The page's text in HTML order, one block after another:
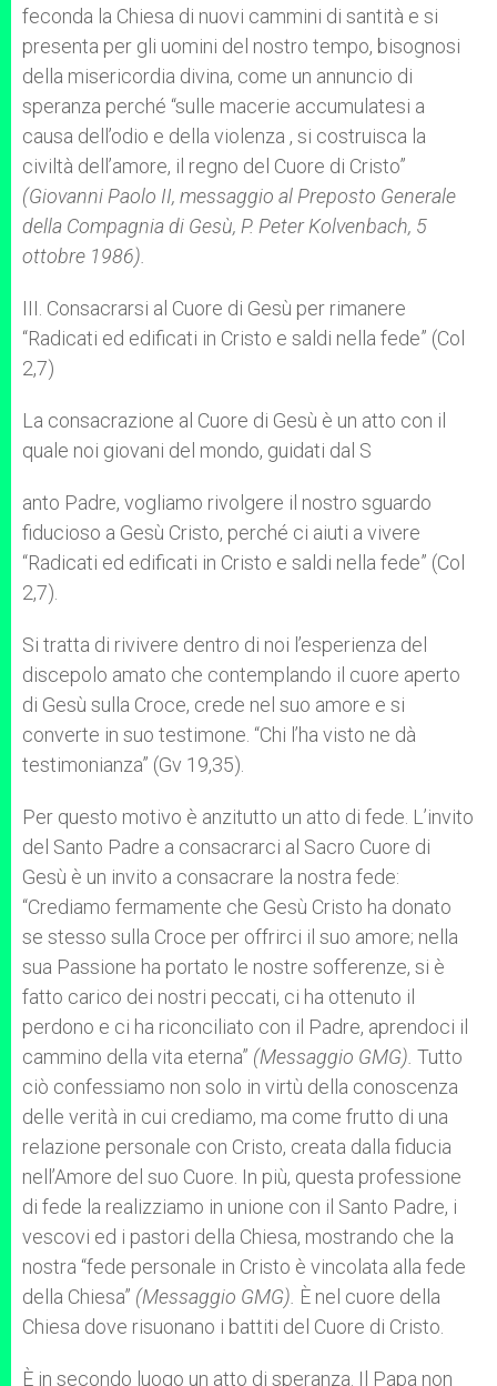
feconda la Chiesa di nuovi cammini di santità e si
presenta per gli uomini del nostro tempo, bisognosi
della misericordia divina, come un annuncio di
speranza perché “sulle macerie accumulatesi a
causa dell’odio e della violenza , si costruisca la
civiltà dell’amore, il regno del Cuore di Cristo”
(Giovanni Paolo II, messaggio al Preposto Generale
della Compagnia di Gesù, P. Peter Kolvenbach, 5
ottobre 1986).
III. Consacrarsi al Cuore di Gesù per rimanere
“Radicati ed edificati in Cristo e saldi nella fede” (Col
2,7)
La consacrazione al Cuore di Gesù è un atto con il
quale noi giovani del mondo, guidati dal S
anto Padre, vogliamo rivolgere il nostro sguardo
fiducioso a Gesù Cristo, perché ci aiuti a vivere
“Radicati ed edificati in Cristo e saldi nella fede” (Col
2,7).
Si tratta di rivivere dentro di noi l’esperienza del
discepolo amato che contemplando il cuore aperto
di Gesù sulla Croce, crede nel suo amore e si
converte in suo testimone. “Chi l’ha visto ne dà
testimonianza” (Gv 19,35).
Per questo motivo è anzitutto un atto di fede. L’invito
del Santo Padre a consacrarci al Sacro Cuore di
Gesù è un invito a consacrare la nostra fede:
“Crediamo fermamente che Gesù Cristo ha donato
se stesso sulla Croce per offrirci il suo amore; nella
sua Passione ha portato le nostre sofferenze, si è
fatto carico dei nostri peccati, ci ha ottenuto il
perdono e ci ha riconciliato con il Padre, aprendoci il
cammino della vita eterna” (Messaggio GMG). Tutto
ciò confessiamo non solo in virtù della conoscenza
delle verità in cui crediamo, ma come frutto di una
relazione personale con Cristo, creata dalla fiducia
nell’Amore del suo Cuore. In più, questa professione
di fede la realizziamo in unione con il Santo Padre, i
vescovi ed i pastori della Chiesa, mostrando che la
nostra “fede personale in Cristo è vincolata alla fede
della Chiesa” (Messaggio GMG). È nel cuore della
Chiesa dove risuonano i battiti del Cuore di Cristo.
È in secondo luogo un atto di speranza. Il Papa non